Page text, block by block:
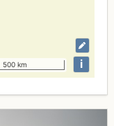
500 km i